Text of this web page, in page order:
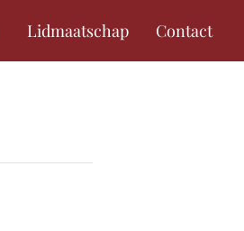
Lidmaatschap Contact